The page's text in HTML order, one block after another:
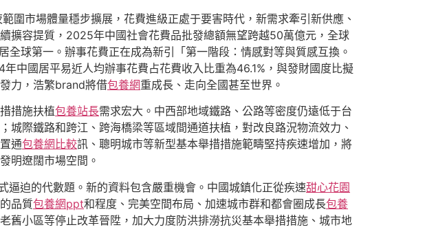
圍市場體量穩步擴展，花費進級正處于要害時代，新需求牽引新供應、
擴容提質，2025年中國社會花費品批發總額無望跨越50萬億元，全球
球第一。辦事花費正在成為新引「第一階段：情感對等與質感互換。
中國居平易近人均辦事花費占花費收入比重為46.1%，與發財國度比擬
力，浩繁brand將借包養網重成長、走向全國甚至世界。
措施扶植包養站長需求宏大。中西部地域鐵路、公路等密度仍遠低于台
際鐵路和跨江、跨海橋梁等區域間通道扶植，對改良路況物流效力、
通包養網比較訊、聰明城市等新型基本舉措措施範疇堅持疾速增加，將
明遼闊市場空間。
逼迫的代數題。新的資料包含嚴重機會。中國城鎮化正從疾速甜心花園
品質包養網ppt和程度、完美空間布局、加速城市群和都會圈成長包養
舊小區等停止改革晉陞，加大力度防洪排澇抗災基本舉措措施、城市地